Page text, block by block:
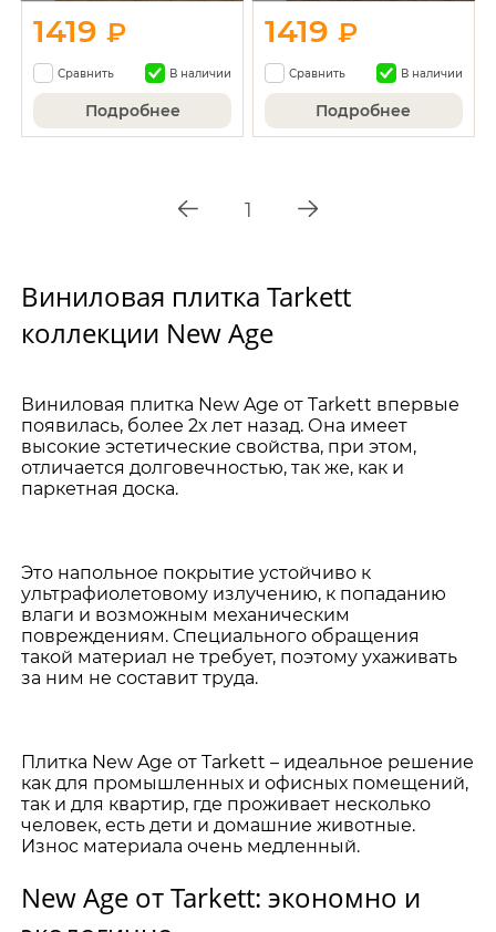
1419₽
Сравнить В наличии
Подробнее
1419₽
Сравнить В наличии
Подробнее
1
Виниловая плитка Tarkett
коллекции New Age
Виниловая плитка New Age от Tarkett впервые
появилась, более 2х лет назад. Она имеет
высокие эстетические свойства, при этом,
отличается долговечностью, так же, как и
паркетная доска.
Это напольное покрытие устойчиво к
ультрафиолетовому излучению, к попаданию
влаги и возможным механическим
повреждениям. Специального обращения
такой материал не требует, поэтому ухаживать
за ним не составит труда.
Плитка New Age от Tarkett – идеальное решение
как для промышленных и офисных помещений,
так и для квартир, где проживает несколько
человек, есть дети и домашние животные.
Износ материала очень медленный.
New Age от Tarkett: экономно и